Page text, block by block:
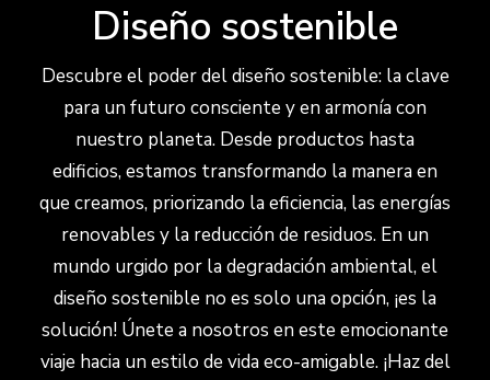
Diseño sostenible
Descubre el poder del diseño sostenible: la clave
para un futuro consciente y en armonía con
nuestro planeta. Desde productos hasta
edificios, estamos transformando la manera en
que creamos, priorizando la eficiencia, las energías
renovables y la reducción de residuos. En un
mundo urgido por la degradación ambiental, el
diseño sostenible no es solo una opción, ¡es la
solución! Únete a nosotros en este emocionante
viaje hacia un estilo de vida eco-amigable. ¡Haz del